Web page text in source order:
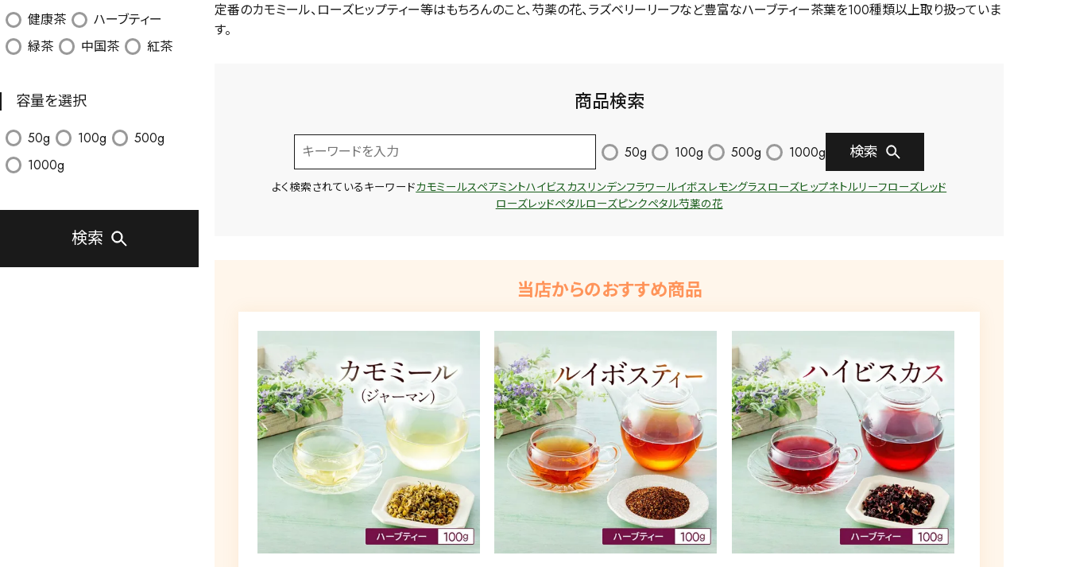
健康茶
ハーブティー
緑茶
中国茶 紅茶
容量を選択
50g 100g
500g
1000g
検索
定番のカモミール、ローズヒップティー等はもちろんのこと、芍薬の花、ラズベリーリーフなど豊富なハーブティー茶葉を100種類以上取り扱っていま
す。
商品検索
50g 100g 500g 1000g 検索
よく検索されているキーワードカモミールスペアミントハイビスカス リンデンフラワールイボス レモングラスローズヒップネトルリーフローズレッド
ローズレッドペタルローズピンクペタル芍薬の花
当店からのおすすめ商品